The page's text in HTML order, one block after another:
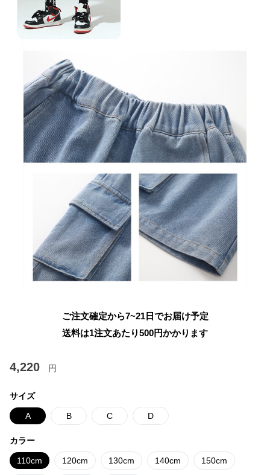
ご注文確定から7~21日でお届け予定
送料は1注文あたり500円かかります
4,220 円
サイズ
A B C D
カラー
110cm 120cm 130cm 140cm 150cm